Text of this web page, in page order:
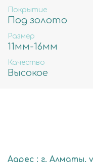
Покрытие
Под золото
Размер
11мм-16мм
Качество
Высокое
Адрес : г. Алматы,